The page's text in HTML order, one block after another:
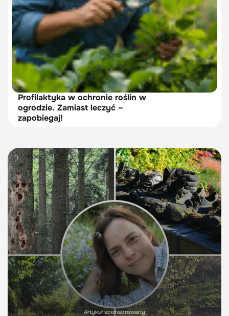
Profilaktyka w ochronie roślin w
ogrodzie. Zamiast leczyć –
zapobiegaj!
Artykuł sponsorowany